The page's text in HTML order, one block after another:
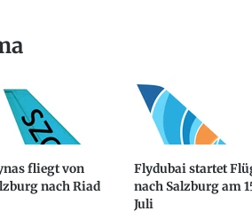
fliegt von
nach Riad
Flydubai startet
nach Salzburg am
Juli